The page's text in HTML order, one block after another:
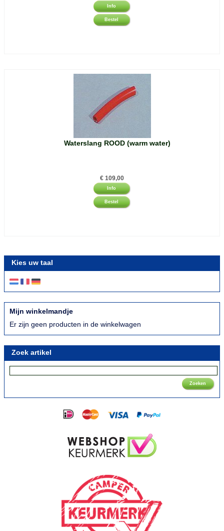
Info
Bestel
Waterslang ROOD (warm water)
€ 109,00
Info
Bestel
Kies uw taal
Mijn winkelmandje
Er zijn geen producten in de winkelwagen
Zoek artikel
Zoeken